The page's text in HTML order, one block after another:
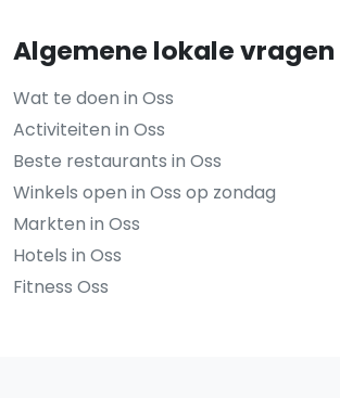
Algemene lokale vragen
Wat te doen in Oss
Activiteiten in Oss
Beste restaurants in Oss
Winkels open in Oss op zondag
Markten in Oss
Hotels in Oss
Fitness Oss